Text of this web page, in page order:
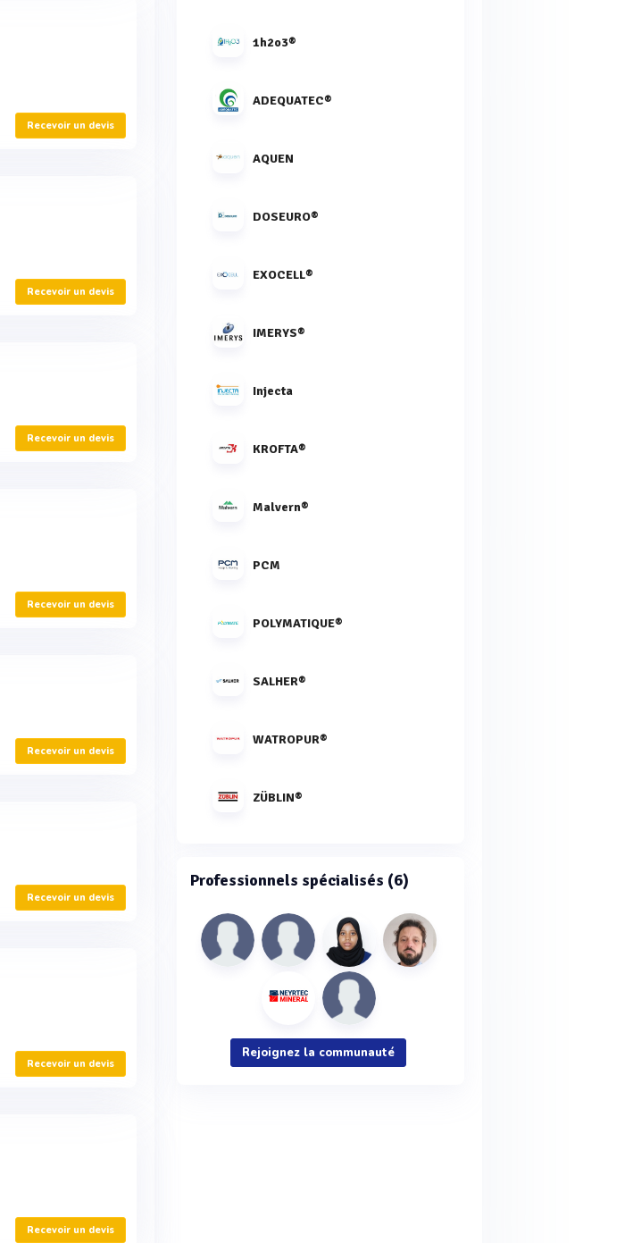
Recevoir un devis
Recevoir un devis
Recevoir un devis
Recevoir un devis
Recevoir un devis
Recevoir un devis
Recevoir un devis
Recevoir un devis
1h2o3®
ADEQUATEC®
AQUEN
DOSEURO®
EXOCELL®
IMERYS®
Injecta
KROFTA®
Malvern®
PCM
POLYMATIQUE®
SALHER®
WATROPUR®
ZÜBLIN®
Professionnels spécialisés (6)
Rejoignez la communauté